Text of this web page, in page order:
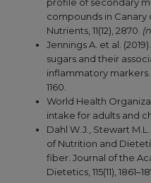
profile of secondary
compounds in Canary
Nutrients, 11(12), 2870.
Jennings A. et al.
sugars and their
inflammatory markers.
1160.
World Health
intake for adults and
Dahl W.J., Stewart
of Nutrition and
fiber. Journal of the
Dietetics, 115(11),